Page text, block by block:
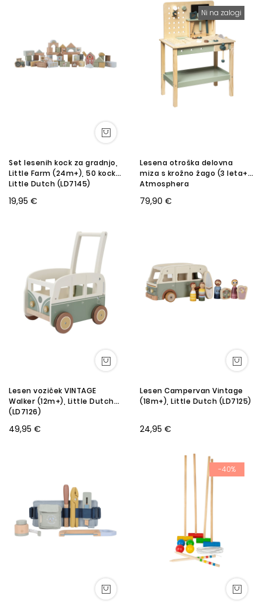
Set lesenih kock za gradnjo,
Little Farm (24m+), 50 kock,
Little Dutch (LD7145)
19,95 €
Ni na zalogi
Lesena otroška delovna
miza s krožno žago (3 leta+),
Atmosphera
79,90 €
Lesen voziček VINTAGE
Walker (12m+), Little Dutch
(LD7126)
49,95 €
Lesen Campervan Vintage
(18m+), Little Dutch (LD7125)
24,95 €
-40%